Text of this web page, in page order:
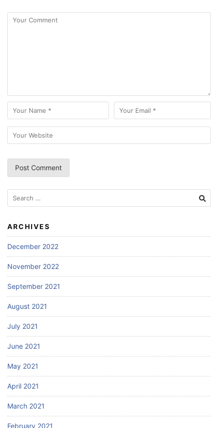
Search
for:
ARCHIVES
December 2022
November 2022
September 2021
August 2021
July 2021
June 2021
May 2021
April 2021
March 2021
February 2021